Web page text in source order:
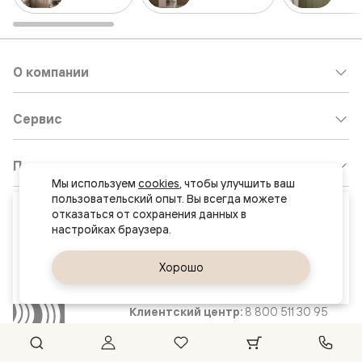
Ваш город
Нур-Султан (Астана)
О компании
Сервис
Полезно
Каталог
Популярные подборки
Клиентский центр:8 800 511 30 95
Почта по общим вопросам:
8800@volhovez.natm.ru
Мы используем cookies, чтобы улучшить ваш
пользовательский опыт. Вы всегда можете
отказаться от сохранения данных в
Хорошо